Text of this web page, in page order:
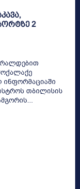
2
ინფორმაციაში
თბილისის